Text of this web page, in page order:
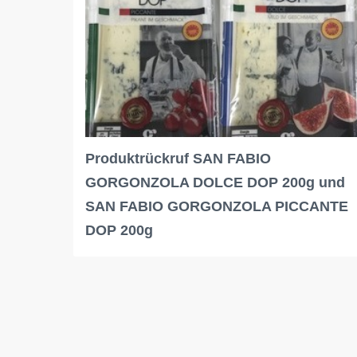
Produktrückruf SAN FABIO
GORGONZOLA DOLCE DOP 200g und
SAN FABIO GORGONZOLA PICCANTE
DOP 200g